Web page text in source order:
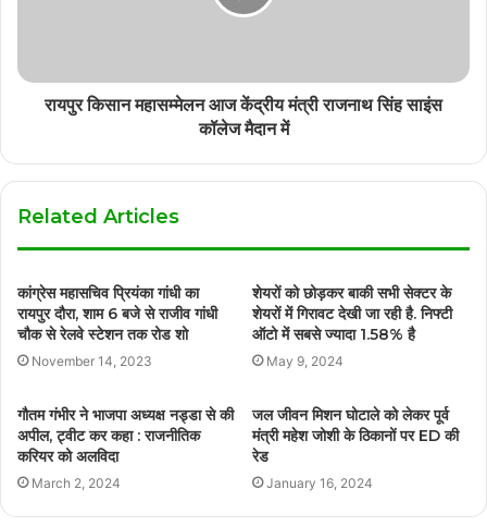
रायपुर किसान महासम्मेलन आज केंद्रीय मंत्री राजनाथ सिंह साइंस
कॉलेज मैदान में
Related Articles
कांग्रेस महासचिव प्रियंका गांधी का
रायपुर दौरा, शाम 6 बजे से राजीव गांधी
चौक से रेलवे स्टेशन तक रोड शो
November 14, 2023
शेयरों को छोड़कर बाकी सभी सेक्टर के
शेयरों में गिरावट देखी जा रही है. निफ्टी
ऑटो में सबसे ज्यादा 1.58% है
May 9, 2024
गौतम गंभीर ने भाजपा अध्यक्ष नड्डा से की
अपील, ट्वीट कर कहा : राजनीतिक
करियर को अलविदा
March 2, 2024
जल जीवन मिशन घोटाले को लेकर पूर्व
मंत्री महेश जोशी के ठिकानों पर ED की
रेड
January 16, 2024